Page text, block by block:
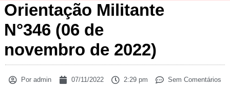
Orientação Militante
N°346 (06 de
novembro de 2022)
Por admin 07/11/2022 2:29 pm Sem Comentários